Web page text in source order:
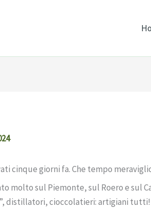
cinque giorni fa. Che tempo
molto sul Piemonte, sul Roero e sul
distillatori, cioccolatieri: artigiani tutti!